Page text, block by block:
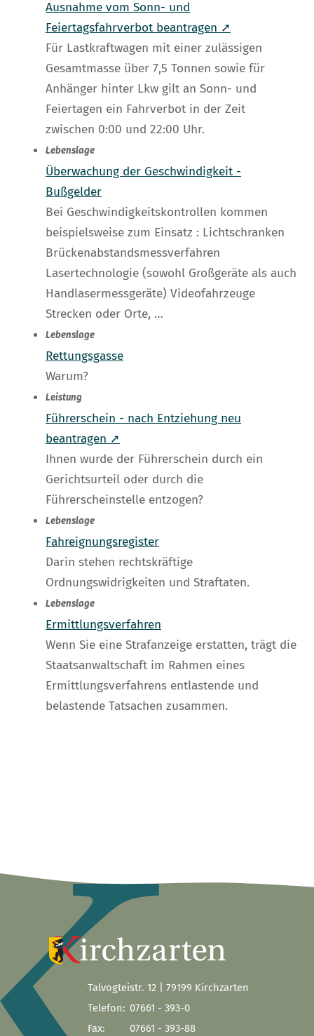
Ausnahme vom Sonn- und
Feiertagsfahrverbot beantragen ➚
Für Lastkraftwagen mit einer zulässigen
Gesamtmasse über 7,5 Tonnen sowie für
Anhänger hinter Lkw gilt an Sonn- und
Feiertagen ein Fahrverbot in der Zeit
zwischen 0:00 und 22:00 Uhr.
Lebenslage
Überwachung der Geschwindigkeit -
Bußgelder
Bei Geschwindigkeitskontrollen kommen
beispielsweise zum Einsatz : Lichtschranken
Brückenabstandsmessverfahren
Lasertechnologie (sowohl Großgeräte als auch
Handlasermessgeräte) Videofahrzeuge
Strecken oder Orte, …
Lebenslage
Rettungsgasse
Warum?
Leistung
Führerschein - nach Entziehung neu
beantragen ➚
Ihnen wurde der Führerschein durch ein
Gerichtsurteil oder durch die
Führerscheinstelle entzogen?
Lebenslage
Fahreignungsregister
Darin stehen rechtskräftige
Ordnungswidrigkeiten und Straftaten.
Lebenslage
Ermittlungsverfahren
Wenn Sie eine Strafanzeige erstatten, trägt die
Staatsanwaltschaft im Rahmen eines
Ermittlungsverfahrens entlastende und
belastende Tatsachen zusammen.
Talvogteistr. 12 | 79199 Kirchzarten
Telefon: 07661 - 393-0
Fax:
07661 - 393-88